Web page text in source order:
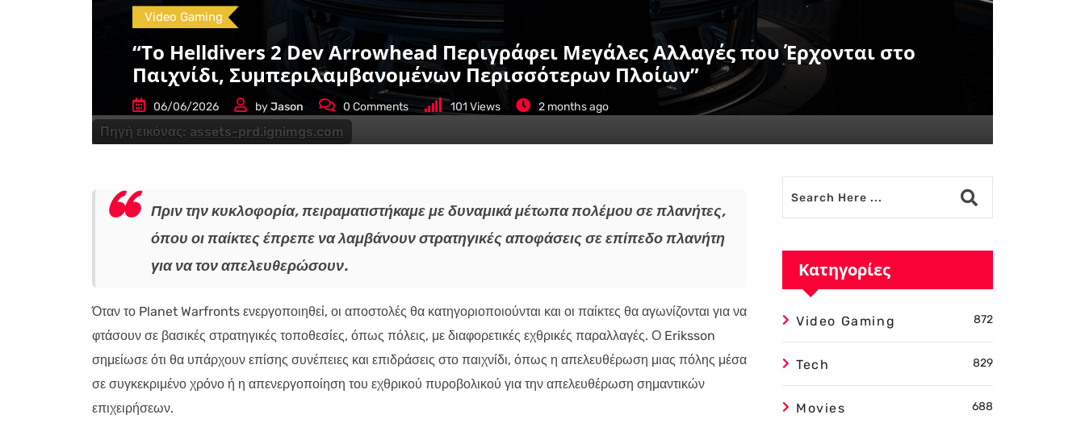
Πηγή εικόνας: assets-prd.ignimgs.com
Video Gaming
“Το Helldivers 2 Dev Arrowhead Περιγράφει Μεγάλες Αλλαγές που Έρχονται στο
Παιχνίδι, Συμπεριλαμβανομένων Περισσότερων Πλοίων”
06/06/2026 byJason 0 Comments 101 Views 2 months ago
Πριν την κυκλοφορία, πειραματιστήκαμε με δυναμικά μέτωπα πολέμου σε πλανήτες,
όπου οι παίκτες έπρεπε να λαμβάνουν στρατηγικές αποφάσεις σε επίπεδο πλανήτη
για να τον απελευθερώσουν.
Όταν το Planet Warfronts ενεργοποιηθεί, οι αποστολές θα κατηγοριοποιούνται και οι παίκτες θα αγωνίζονται για να
φτάσουν σε βασικές στρατηγικές τοποθεσίες, όπως πόλεις, με διαφορετικές εχθρικές παραλλαγές. Ο Eriksson
σημείωσε ότι θα υπάρχουν επίσης συνέπειες και επιδράσεις στο παιχνίδι, όπως η απελευθέρωση μιας πόλης μέσα
σε συγκεκριμένο χρόνο ή η απενεργοποίηση του εχθρικού πυροβολικού για την απελευθέρωση σημαντικών
επιχειρήσεων.
Κατηγορίες
Video Gaming 872
Tech 829
Movies 688